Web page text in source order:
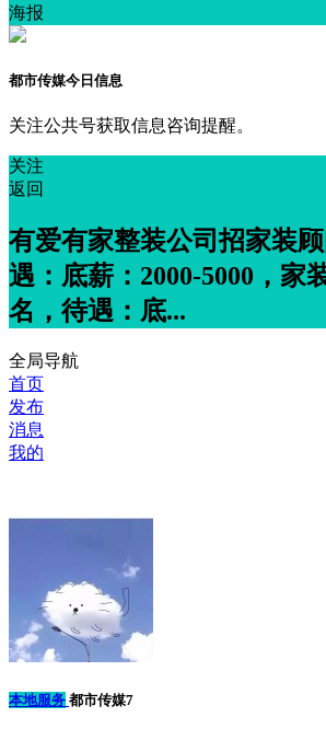
海报
都市传媒今日信息
关注公共号获取信息咨询提醒。
关注
返回
有爱有家整装公司招家装
遇：底薪：2000-5000，家
名，待遇：底...
全局导航
首页
发布
消息
我的
本地服务 都市传媒7